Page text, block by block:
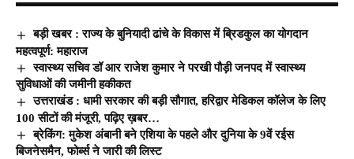
बड़ी खबर : राज्य के बुनियादी ढांचे के विकास में ब्रिडकुल का योगदान
महत्वपूर्ण: महाराज
स्वास्थ्य सचिव डॉ आर राजेश कुमार ने परखी पौड़ी जनपद में स्वास्थ्य
सुविधाओं की जमीनी हकीकत
उत्तराखंड : धामी सरकार की बड़ी सौगात, हरिद्वार मेडिकल कॉलेज के लिए
100 सीटों की मंजूरी, पढ़िए ख़बर…
ब्रेकिंग: मुकेश अंबानी बने एशिया के पहले और दुनिया के 9वें रईस
बिजनेसमैन, फोर्ब्स ने जारी की लिस्ट